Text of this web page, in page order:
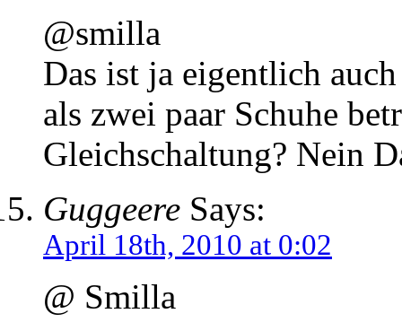
@smilla
Das ist ja eigentlich
als zwei paar Schuhe
Gleichschaltung? Nein
Guggeere Says:
April 18th, 2010 at 0:02
@ Smilla